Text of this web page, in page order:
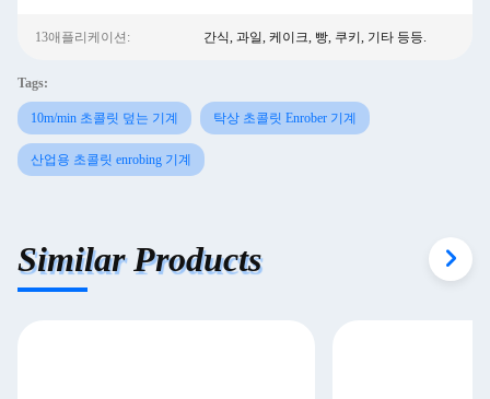
13애플리케이션: 간식, 과일, 케이크, 빵, 쿠키, 기타 등등.
Tags:
10m/min 초콜릿 덮는 기계 탁상 초콜릿 Enrober 기계
산업용 초콜릿 enrobing 기계
Similar Products